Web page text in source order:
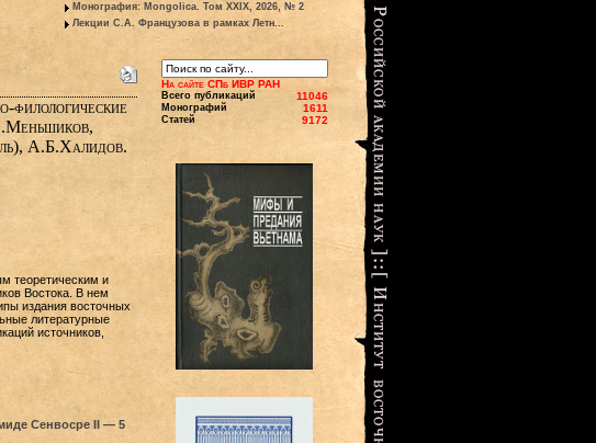
Монография: Mongolica. Том XXIX, 2026, № 2
Лекции С.А. Французова в рамках Летн...
филологические
А.Б.Халидов.
теоретическим и
Востока. В нем
издания восточных
литературные
источников,
Сенвосре II — 5
На сайте СПб ИВР РАН
Всего публикаций 11046
Монографий 1611
Статей 9172